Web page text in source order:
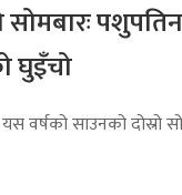
सोमबारः
घुइँचो
यस वर्षको साउनको